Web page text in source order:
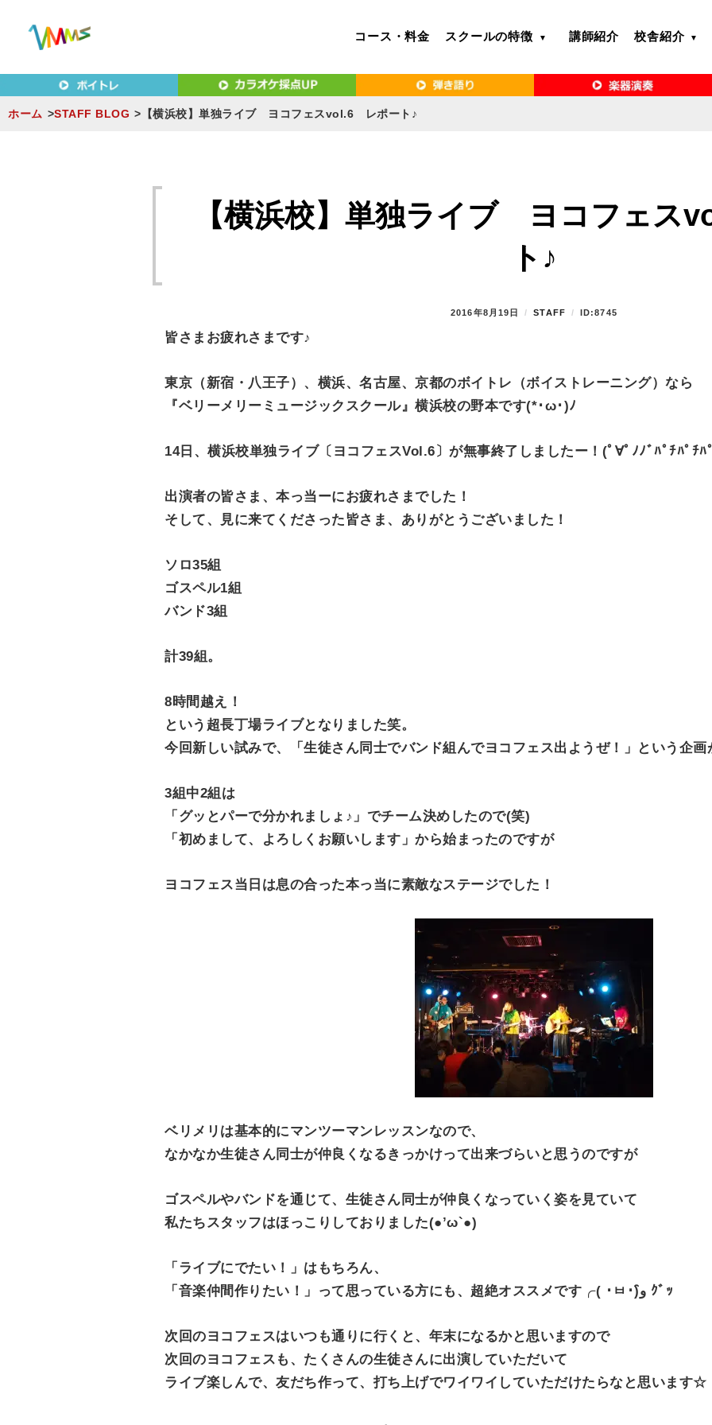
東京（新宿・八王子）・横浜・名古屋・京都で「本気」になれ
MUSIC SCHOOL（ベリーメリー）
東京（新宿・八王子）・横浜・名古屋・京都で「本気」になれるボイトレ教室｜VERY MERRY MUSIC SCHOOL（ベリーメリー）
コース・料金 スクールの特徴 講師紹介 校舎紹介
ホーム STAFF BLOG 【横浜校】単独ライブ ヨコフェスvol.6 レポート♪
【横浜校】単独ライブ ヨコフェス
ト♪
P
D
O
2016年8月19日
B
STAFF ID:8745
皆さまお疲れさまです♪
東京（新宿・八王子）、横浜、名古屋、京都のボイトレ（ボイストレーニング）なら
『ベリーメリーミュージックスクール』横浜校の野本です(*･ω･)ﾉ
14日、横浜校単独ライブ〔ヨコフェスVol.6〕が無事終了しましたー！(ﾟ∀ﾟﾉﾉﾞﾊﾟﾁﾊﾟﾁﾊ
出演者の皆さま、本っ当ーにお疲れさまでした！
そして、見に来てくださった皆さま、ありがとうございました！
ソロ35組
ゴスペル1組
バンド3組
計39組。
8時間越え！
という超長丁場ライブとなりました笑。
今回新しい試みで、「生徒さん同士でバンド組んでヨコフェス出ようぜ！」という企
3組中2組は
「グッとパーで分かれましょ♪」でチーム決めしたので(笑)
「初めまして、よろしくお願いします」から始まったのですが
ヨコフェス当日は息の合った本っ当に素敵なステージでした！
ベリメリは基本的にマンツーマンレッスンなので、
なかなか生徒さん同士が仲良くなるきっかけって出来づらいと思うのですが
ゴスペルやバンドを通じて、生徒さん同士が仲良くなっていく姿を見ていて
私たちスタッフはほっこりしておりました(●’ω`●)
「ライブにでたい！」はもちろん、
「音楽仲間作りたい！」って思っている方にも、超絶オススメです╭( ･ㅂ･)و̑ ｸﾞｯ
次回のヨコフェスはいつも通りに行くと、年末になるかと思いますので
次回のヨコフェスも、たくさんの生徒さんに出演していただいて
ライブ楽しんで、友だち作って、打ち上げでワイワイしていただけたらなと思います☆